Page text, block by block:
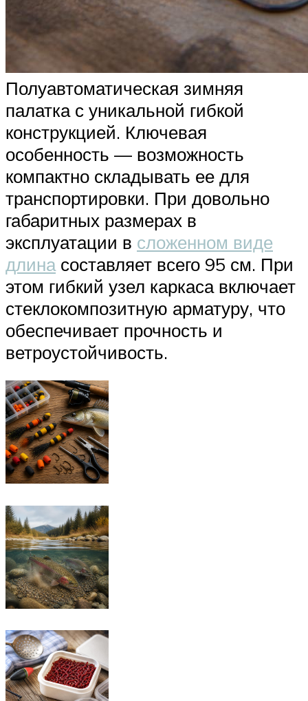
Полуавтоматическая зимняя
палатка с уникальной гибкой
конструкцией. Ключевая
особенность — возможность
компактно складывать ее для
транспортировки. При довольно
габаритных размерах в
эксплуатации в сложенном виде
длинасоставляет всего 95 см. При
этом гибкий узел каркаса включает
стеклокомпозитную арматуру, что
обеспечивает прочность и
ветроустойчивость.